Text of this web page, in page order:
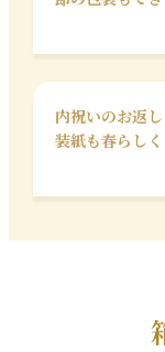
内祝いのお返
装紙も春らしく